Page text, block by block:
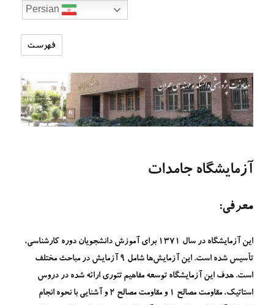
تارنمای
پژوهشی
دانشکده
مهندسی
فهرست
آزمایشگاه جامدات
معرفی:
این آزمایشگاه در سال 1371 برای آموزش دانشجویان دوره کارشناسی،
تأسیس شده است. این آزمایش‌ها شامل 9 آزمایش در مباحث مختلف
است. هدف این آزمایشگاه توسعه مفاهیم تئوری ارائه شده در دروس
استاتیک، مقاومت مصالح ۱ و مقاومت مصالح ۲ و آشنایی با نحوه انجام